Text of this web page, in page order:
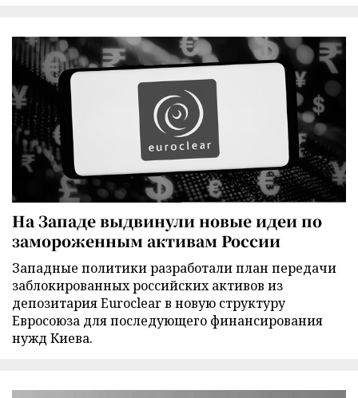
На Западе выдвинули новые идеи по
замороженным активам России
Западные политики разработали план передачи
заблокированных российских активов из
депозитария Euroclear в новую структуру
Евросоюза для последующего финансирования
нужд Киева.